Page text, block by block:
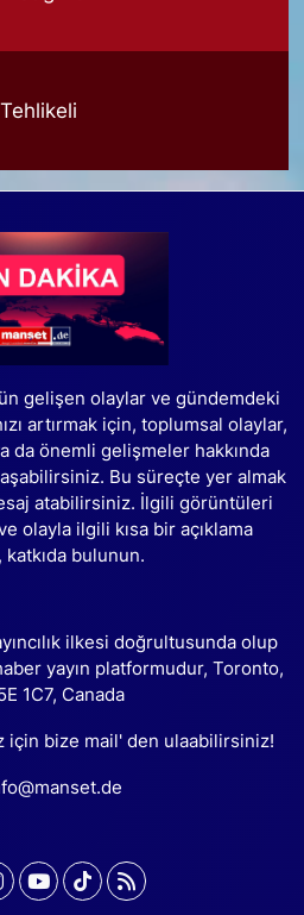
Tehlikeli
gelişen olaylar ve gündemdeki
artırmak için, toplumsal olaylar,
da önemli gelişmeler hakkında
Bu süreçte yer almak
atabilirsiniz. İlgili görüntüleri
olayla ilgili kısa bir açıklama
katkıda bulunun.
ilkesi doğrultusunda olup
yayın platformudur, Toronto,
1C7, Canada
için bize mail' den ulaabilirsiniz!